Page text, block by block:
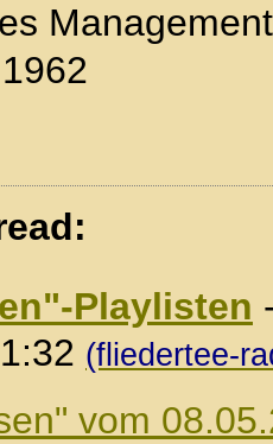
Playlisten
(fliedertee-
vom